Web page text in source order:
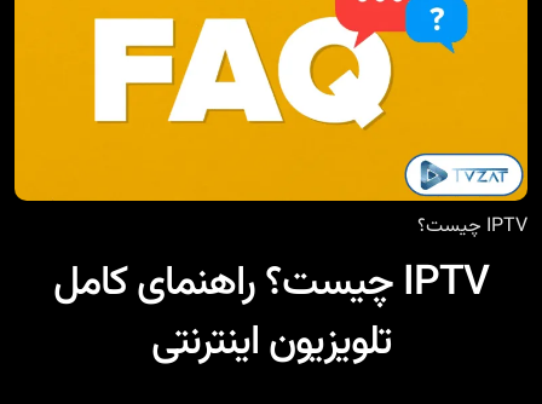
IPTV چیست؟
IPTV چیست؟ راهنمای کامل
تلویزیون اینترنتی